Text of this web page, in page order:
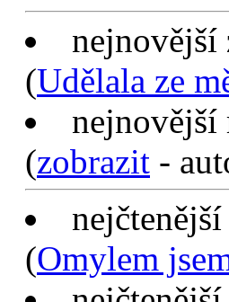
nejnovější
(Udělala ze
nejnovější
(zobrazit -
(Omylem